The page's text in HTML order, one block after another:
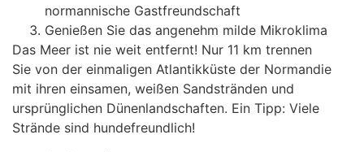
normannische Gastfreundschaft
Genießen Sie das angenehm milde Mikroklima
Das Meer ist nie weit entfernt! Nur 11 km trennen
Sie von der einmaligen Atlantikküste der Normandie
mit ihren einsamen, weißen Sandstränden und
ursprünglichen Dünenlandschaften. Ein Tipp: Viele
Strände sind hundefreundlich!